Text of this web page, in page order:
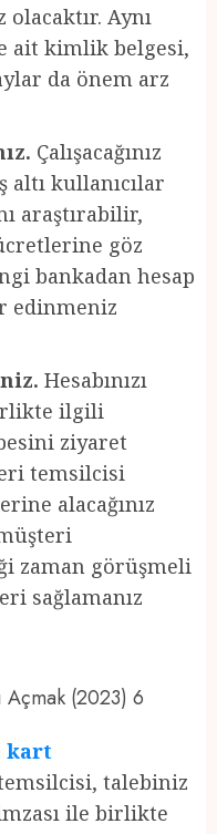
Aynı
ait kimlik belgesi,
da önem arz
Çalışacağınız
altı kullanıcılar
araştırabilir,
göz
bankadan hesap
edinmeniz
Hesabınızı
ilgili
ziyaret
temsilcisi
alacağınız
zaman görüşmeli
sağlamanız
Açmak (2023) 6
kart
talebiniz
ile birlikte